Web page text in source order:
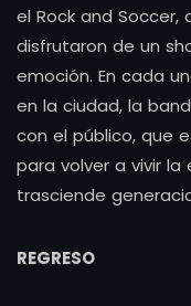
el Rock and
disfrutaron de un
emoción. En cada
en la ciudad, la
con el público, que
para volver a vivir
trasciende
REGRESO